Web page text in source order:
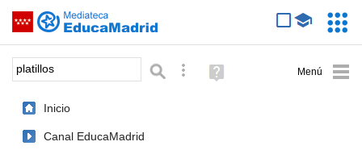
Saltar navegación
Palabra o frase: Búsqueda avanzada
Ayuda
(en
Inicio
Canal EducaMadrid